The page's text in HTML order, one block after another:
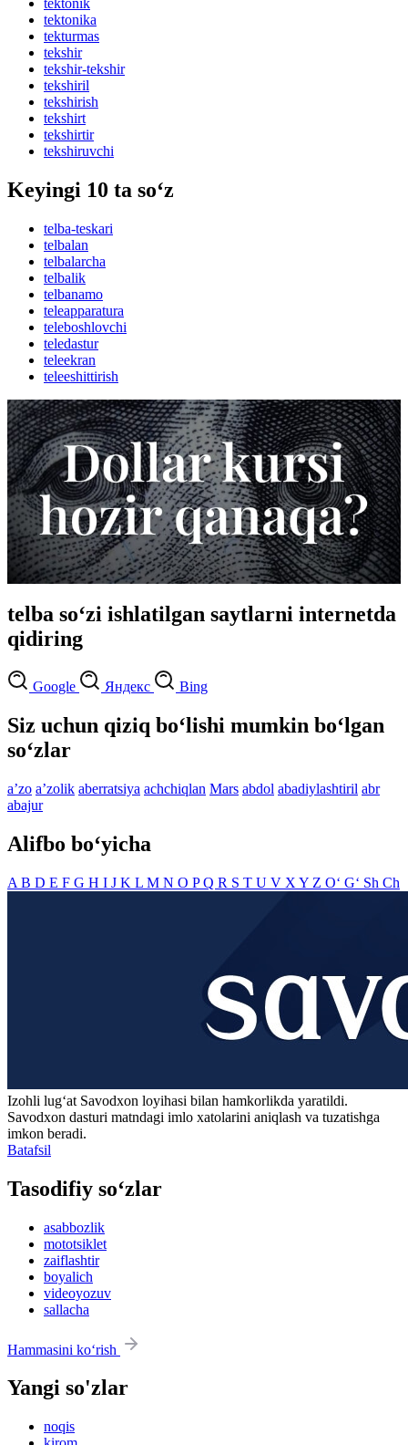
tektonik
tektonika
tekturmas
tekshir
tekshir-tekshir
tekshiril
tekshirish
tekshirt
tekshirtir
tekshiruvchi
Keyingi 10 ta so‘z
telba-teskari
telbalan
telbalarcha
telbalik
telbanamo
teleapparatura
teleboshlovchi
teledastur
teleekran
teleeshittirish
telba so‘zi ishlatilgan saytlarni internetda
qidiring
Google Яндекс Bing
Siz uchun qiziq bo‘lishi mumkin bo‘lgan
so‘zlar
aʼzo aʼzolik aberratsiya achchiqlan Mars abdol abadiylashtiril abr
abajur
Alifbo bo‘yicha
A B D E F G H I J K L M N O PQ R S T U V X Y Z O‘ G‘ Sh Ch
Izohli lugʻat Savodxon loyihasi bilan hamkorlikda yaratildi.
Savodxon dasturi matndagi imlo xatolarini aniqlash va tuzatishga
imkon beradi.
Batafsil
Tasodifiy so‘zlar
asabbozlik
mototsiklet
zaiflashtir
boyalich
videoyozuv
sallacha
Hammasini ko‘rish
Yangi so'zlar
noqis